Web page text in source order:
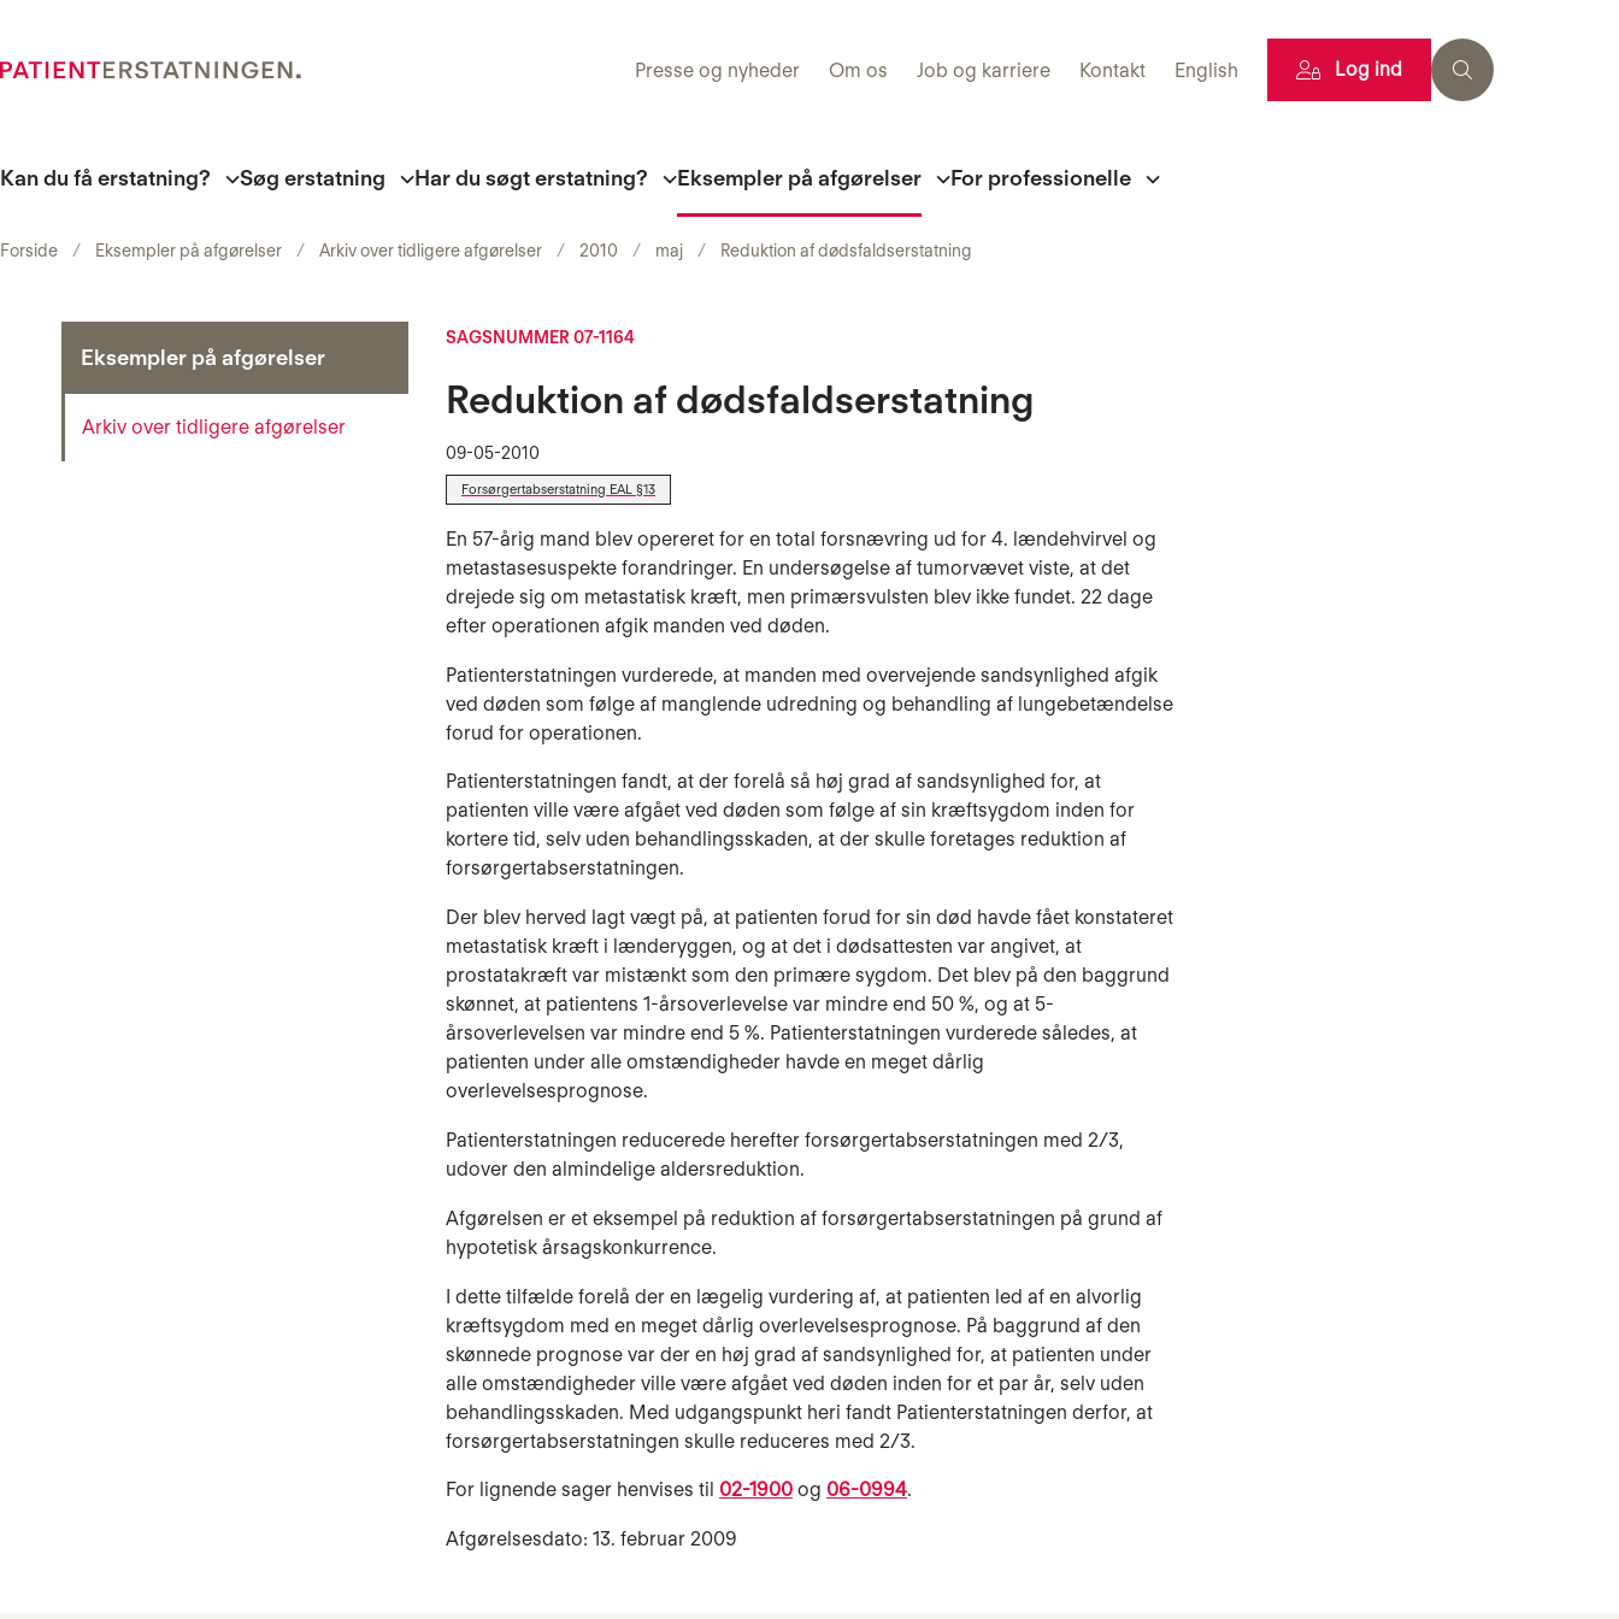
Presse og nyheder Om os Job og karriere Kontakt English Log ind
Kan du få erstatning? Søg erstatning Har du søgt erstatning? Eksempler på afgørelser For professionelle
Forside Eksempler på afgørelser Arkiv over tidligere afgørelser 2010 maj Reduktion af dødsfaldserstatning
Eksempler på afgørelser
Arkiv over tidligere afgørelser
SAGSNUMMER 07-1164
Reduktion af dødsfaldserstatning
09-05-2010
Forsørgertabserstatning EAL §13
En 57-årig mand blev opereret for en total forsnævring ud for 4. lændehvirvel og
metastasesuspekte forandringer. En undersøgelse af tumorvævet viste, at det
drejede sig om metastatisk kræft, men primærsvulsten blev ikke fundet. 22 dage
efter operationen afgik manden ved døden.
Patienterstatningen vurderede, at manden med overvejende sandsynlighed afgik
ved døden som følge af manglende udredning og behandling af lungebetændelse
forud for operationen.
Patienterstatningen fandt, at der forelå så høj grad af sandsynlighed for, at
patienten ville være afgået ved døden som følge af sin kræftsygdom inden for
kortere tid, selv uden behandlingsskaden, at der skulle foretages reduktion af
forsørgertabserstatningen.
Der blev herved lagt vægt på, at patienten forud for sin død havde fået konstateret
metastatisk kræft i lænderyggen, og at det i dødsattesten var angivet, at
prostatakræft var mistænkt som den primære sygdom. Det blev på den baggrund
skønnet, at patientens 1-årsoverlevelse var mindre end 50 %, og at 5-
årsoverlevelsen var mindre end 5 %. Patienterstatningen vurderede således, at
patienten under alle omstændigheder havde en meget dårlig
overlevelsesprognose.
Patienterstatningen reducerede herefter for­sørgertabserstatningen med 2/3,
udover den almindelige aldersreduktion.
Afgørelsen er et eksempel på reduktion af forsørgertabserstatningen på grund af
hypotetisk årsagskonkurrence.
I dette tilfælde forelå der en lægelig vurdering af, at patienten led af en alvorlig
kræftsygdom med en meget dårlig overlevelsesprognose. På baggrund af den
skønnede prognose var der en høj grad af sandsynlighed for, at patienten under
alle omstændigheder ville være afgået ved døden inden for et par år, selv uden
behandlingsskaden. Med udgangspunkt heri fandt Patienterstatningen derfor, at
forsørgertabserstatningen skulle reduceres med 2/3.
For lignende sager henvises til 02-1900 og 06-0994.
Afgørelsesdato: 13. februar 2009